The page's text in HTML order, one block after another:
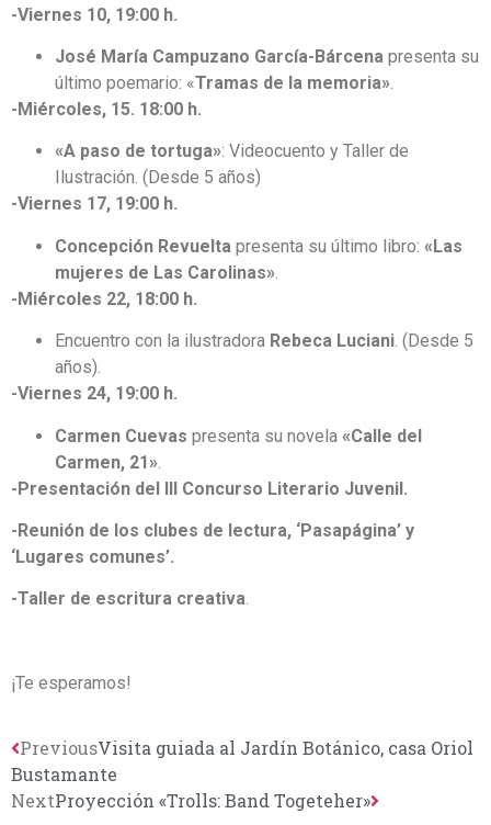
-Viernes 10, 19:00 h.
José María Campuzano García-Bárcena presenta su
último poemario: «Tramas de la memoria».
-Miércoles, 15. 18:00 h.
«A paso de tortuga»: Videocuento y Taller de
Ilustración. (Desde 5 años)
-Viernes 17, 19:00 h.
Concepción Revuelta presenta su último libro: «Las
mujeres de Las Carolinas».
-Miércoles 22, 18:00 h.
Encuentro con la ilustradora Rebeca Luciani. (Desde 5
años).
-Viernes 24, 19:00 h.
Carmen Cuevas presenta su novela «Calle del
Carmen, 21»
-Presentación del III Concurso Literario Juvenil.
-Reunión de los clubes de lectura, ‘Pasapágina’ y
‘Lugares comunes’.
-Taller de escritura creativa.
¡Te esperamos!
PreviousVisita guiada al Jardín Botánico, casa Oriol
Bustamante
NextProyección «Trolls: Band Togeteher»